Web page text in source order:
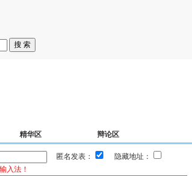
精华区 辩论区
匿名发表：
隐藏地址：
入法！